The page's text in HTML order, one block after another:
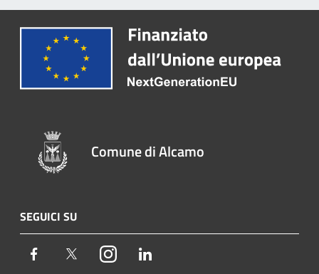
Comune di Alcamo
SEGUICI SU
Facebook TwitterInstagram